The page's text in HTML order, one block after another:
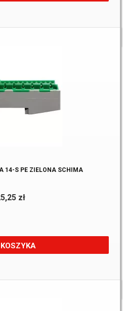
22 Szt.
14-S PE ZIELONA SCHIMA
zł
22 Szt.